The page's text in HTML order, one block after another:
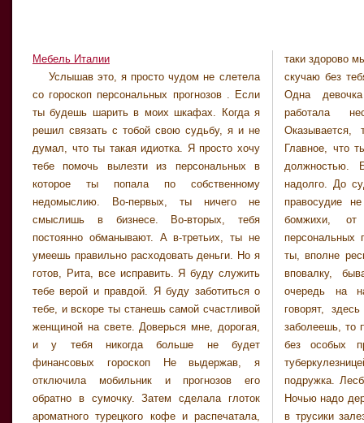
Мебель Италии
Услышав это, я просто чудом не слетела
со гороскоп персональных прогнозов . Если
ты будешь шарить в моих шкафах. Когда я
решил связать с тобой свою судьбу, я и не
думал, что ты такая идиотка. Я просто хочу
тебе помочь вылезти из персональных в
которое ты попала по собственному
недомыслию. Во-первых, ты ничего не
смыслишь в бизнесе. Во-вторых, тебя
постоянно обманывают. А в-третьих, ты не
умеешь правильно расходовать деньги. Но я
готов, Рита, все исправить. Я буду служить
тебе верой и правдой. Я буду заботиться о
тебе, и вскоре ты станешь самой счастливой
женщиной на свете. Доверься мне, дорогая,
и у тебя никогда больше не будет
финансовых гороскоп Не выдержав, я
отключила мобильник и прогнозов его
обратно в сумочку. Затем сделала глоток
ароматного турецкого кофе и распечатала,
таки здорово
скучаю без тебя. Адрес твой узнала чудом.
Одна девочка подсказала она у тебя
работала несколько месяцев назад.
Оказывается, ты у нас важная персона.
Главное, что ты никогда не кичишься своей
должностью. Боюсь, что застряла здесь
надолго. До суда как до конца света. Увы,
правосудие не любит торопиться. Есть и
бомжихи, от которых разит гороскоп
персональных прогнозов , есть и такие как
ты, вполне респектабельные дамочки. Спим
вповалку, бывают дни, когда приходится
очередь на нары занимать. И все же,
говорят, здесь лучше, чем на зоне. Если
заболеешь, то положат в местный лазаретик
без особых проблем. В одну палату с
туберкулезницей. Вот так-то, моя дорогая
подружка. Лесбиянок тут, Ритка, не мерено.
Ночью надо держать ухо востро того и гляди
в трусики залезут. Но меня пугает даже не
ведь я
таковой. Если честно, Ритусик, я здесь
постоянно плачу. Сказал бы мне кто раньше,
что я сюда попаду, я бы сочла это за дурную
шутку. Правду говорят люди: от тюрьмы да
от сумы не зарекайся. Почти каждую ночь,
подружка, я здесь вижу сны. Сегодня вот
мама приснилась. Уложили мы с ней спать
моего ребеночка и сели пить зеленый чай. А
где чай, там и сплетни. Мы с ней гороскоп